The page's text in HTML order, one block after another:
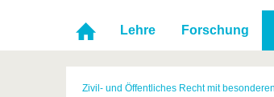
Partnerschaften &
Strukturwandel
Lehre Forschung
Zivil- und Öffentliches Recht mit